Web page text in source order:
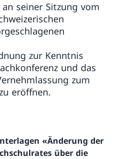
seiner Sitzung vom
zur Kenntnis
und das
zum
eröffnen.
«Änderung der
über die